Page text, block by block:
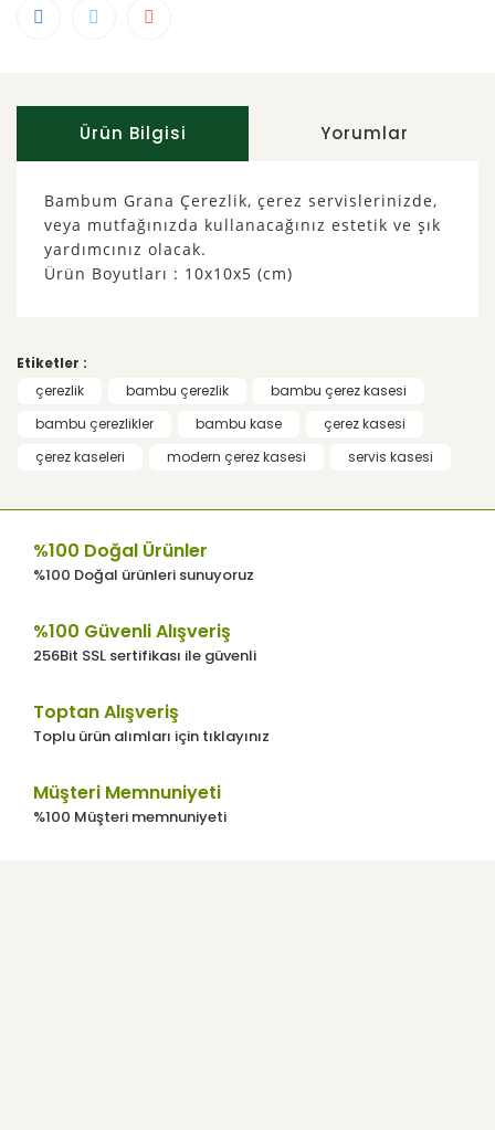
Ürün Bilgisi Yorumlar
Bambum Grana Çerezlik, çerez servislerinizde,
veya mutfağınızda kullanacağınız estetik ve şık
yardımcınız olacak.
Ürün Boyutları : 10x10x5 (cm)
Yorum Yaz
kullanarak tarafımıza iletebilirsiniz.
Görüş ve önerileriniz için teşekkür ederiz.
görüntülenemiyor.
Ürün bilgilerinde hatalar bulunuyor.
Ürün fiyatı diğer sitelerden daha pahalı.
Bu ürüne benzer farklı alternatifler olmalı.
Etiketler :
çerezlik
bambu çerezlik
bambu çerez kasesi
bambu çerezlikler
bambu kase
çerez kasesi
çerez kaseleri
modern çerez kasesi servis kasesi
%100 Doğal Ürünler
%100 Doğal ürünleri sunuyoruz
%100 Güvenli Alışveriş
256Bit SSL sertifikası ile güvenli
Toptan Alışveriş
Toplu ürün alımları için tıklayınız
Müşteri Memnuniyeti
%100 Müşteri memnuniyeti